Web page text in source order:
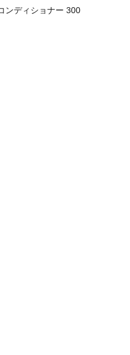
ンディショナー 300